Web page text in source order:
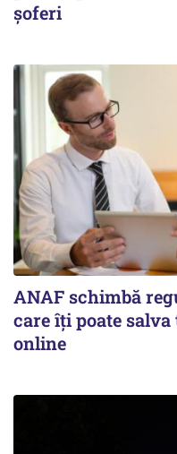
șoferi
ANAF schimbă
care îți poate
online